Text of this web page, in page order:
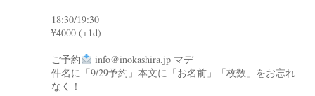
18:30/19:30
¥4000 (+1d)
ご予約
info@inokashira.jp マデ
件名に「9/29予約」本文に「お名前」「枚数」をお忘れ
なく！